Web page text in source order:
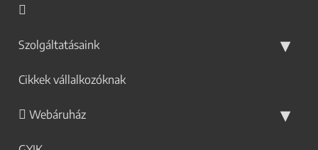
Szolgáltatásaink
Cikkek vállalkozóknak
Webáruház